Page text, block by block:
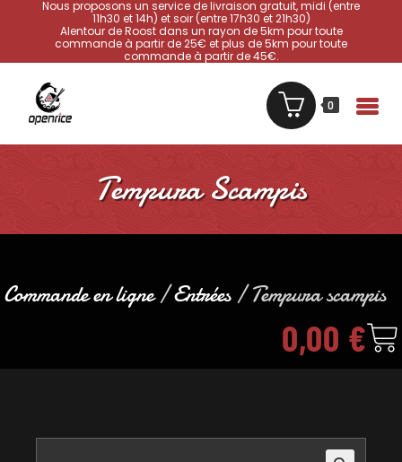
Nous proposons un service de livraison gratuit, midi (entre
11h30 et 14h) et soir (entre 17h30 et 21h30)
Alentour de Roost dans un rayon de 5km pour toute
commande à partir de 25€ et plus de 5km pour toute
commande à partir de 45€.
0
Tempura Scampis
Commande en ligne/Entrées/ Tempura scampis
0,00 €